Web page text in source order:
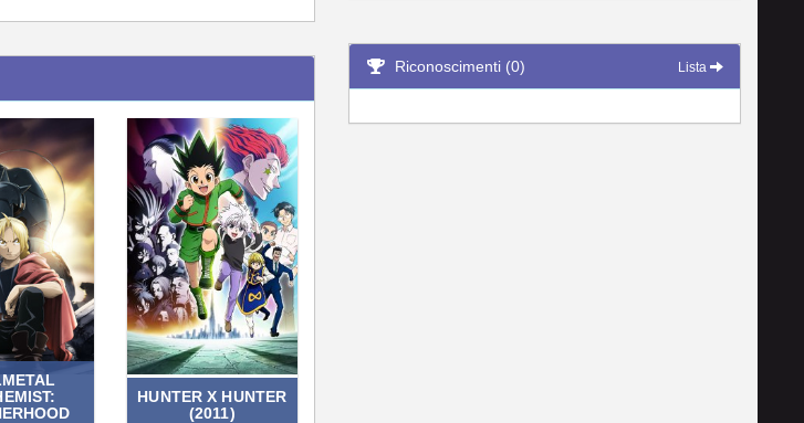
HUNTER X HUNTER
(2011)
Riconoscimenti (0) Lista